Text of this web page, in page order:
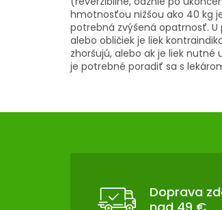
hmotnosťou nižšou ako 40 kg
potrebná zvýšená opatrnosť.
alebo obličiek je liek
zhoršujú, alebo ak je liek
je potrebné poradiť sa s
Doprava